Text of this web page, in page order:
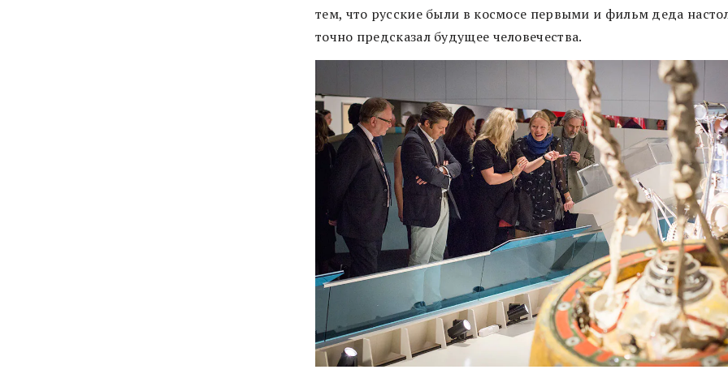
тем, что русские были в космосе первыми и фильм деда
точно предсказал будущее человечества.